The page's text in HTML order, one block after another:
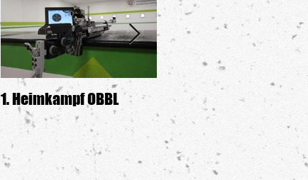
1. Heimkampf OBBL Siegerehrung GDW